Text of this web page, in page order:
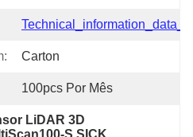
Carton
100pcs Por Mês
LiDAR 3D
S SICK